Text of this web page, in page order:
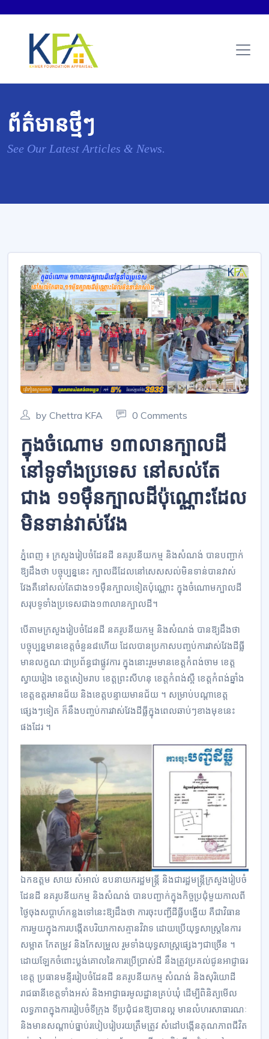
ព័ត៌មានថ្មីៗ
See Our Latest Articles & News.
by Chettra KFA 0 Comments
ក្នុងចំណោម ១៣លានក្បាលដី
នៅទូទាំងប្រទេស នៅសល់តែ
ជាង ១១ម៉ឺនក្បាលដីប៉ុណ្ណោះដែល
មិនទាន់វាស់វែង
ភ្នំពេញ ៖ ក្រសួងរៀបចំដែនដី នគរូបនីយកម្ម​ និងសំណង់ បានបញ្ជាក់​
ឱ្យដឹងថា បច្ចុប្បន្ននេះ ក្បា​ល​​ដី​ដែលនៅសេសសល់មិនទាន់​បានវាស់
វែងគឺនៅសល់តែ​ជាង​១១ម៉ឺន​ក្បាលទៀត​ប៉ុណ្ណោះ ក្នុង​ចំណោម​ក្បាលដី​
សរុបទូទាំង​ប្រទេសជាង​១៣លានក្បាលដី។
បើតាមក្រសួង​រៀបចំដែនដី​ នគរូបនីយកម្ម​ និងសំណង់ បានឱ្យដឹងថា​
បច្ចុប្បន្នមាន​ខេត្ត​ចំនួន៨​ហើយ ដែលបានប្រកាស​បញ្ចប់ការ​វាស់វែង​ដីធ្លី
មានលក្ខណៈជាប្រព័ន្ធជាផ្លូវការ ក្នុងនោះរួមមានខេត្តកំពង់ចាម ខេត្ត
ស្វាយរៀង ខេត្ត​សៀមរាប ខេត្ត​ព្រះសីហនុ ខេត្តកំពង់ស្ពឺ ខេត្តកំពង់ឆ្នាំង
ខេត្ត​ឧត្តរមានជ័យ និងខេត្តបន្ទាយ​មានជ័យ ។ សម្រាប់​បណ្ដាខេត្ត​
ផ្សេងៗទៀត ក៏នឹង​បញ្ចប់​ការ​វាស់វែង​ដីធ្លី​ក្នុងពេលឆាប់ៗ​ខាងមុខ​នេះ​
ផងដែរ ។
ឯកឧត្តម ​សាយ សំអាល់ ឧបនាយករដ្ឋមន្ត្រី និងជារដ្ឋមន្ត្រីក្រសួងរៀបចំ
ដែនដី នគរូបនីយកម្ម​ និងសំណ​ង់ បានបញ្ជាក់​ក្នុងកិច្ចប្រជុំមួយកាលពី
ថ្ងៃចុងសប្ដាហ៍កន្លងទៅនេះឱ្យដឹងថា ការ​ចុះបញ្ជី​ដីធ្លី​បង្ហើយ​ គឺជា​វិធាន
ការ​មួយក្នុ​ង​​ការ​បង្កើត​បរិយាកាស​គ្មាន​វិវាទ ដោយប្រើ​យុទ្ធ​សាស្ត្រ​នៃការ​
សម្អាត កែ​តម្រូវ និងកែសម្រួល​ រួមទាំង​យុទ្ធ​សាស្ត្រ​ផ្សេងៗជាច្រើន ។
ដោយឡែកចំពោះ​ប្លង់​គោលនៃការ​ប្រើប្រាស់​ដី​ នឹងត្រូវ​ប្រគល់ជូនអាជ្ញាធរ​
ខេត្ត ប្រធានមន្ទីររៀបចំដែនដី នគរូបនីយកម្ម សំណង់ និ​ងសុរិយោដី
រាជធានីខេត្តទាំងអស់ និងអាជ្ញាធរ​មូលដ្ឋាន​គ្រប់​ឃុំ ដើម្បីពិនិត្យមើល
លទ្ធភាពក្នុងការ​រៀបចំ​ទីក្រុង ទីប្រជុំ​ជន​ឱ្យបានល្អ មានលំហរសាធារណៈ
និង​មានសណ្ដាប់​ធ្នាប់​របៀបរៀបរយត្រឹមត្រូវ សំដៅ​បង្កើន​គុណភាពជីវិត​